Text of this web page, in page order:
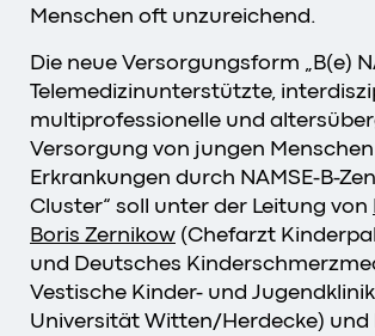
Menschen oft unzureichend.
Die neue Versorgungsform „B(e)
Telemedizinunterstützte,
multiprofessionelle und
Versorgung von jungen
Erkrankungen durch NAMSE-B-
Cluster“ soll unter der Leitung von
Boris Zernikow (Chefarzt
und Deutsches
Vestische Kinder- und
Universität Witten/Herdecke) und